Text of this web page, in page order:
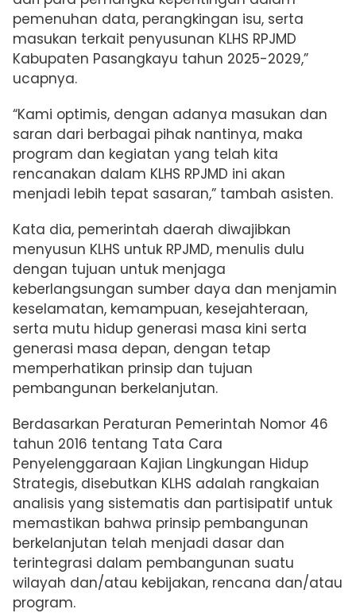
pemenuhan data, perangkingan isu, serta
masukan terkait penyusunan KLHS RPJMD
Kabupaten Pasangkayu tahun 2025-2029,”
ucapnya.
“Kami optimis, dengan adanya masukan dan
saran dari berbagai pihak nantinya, maka
program dan kegiatan yang telah kita
rencanakan dalam KLHS RPJMD ini akan
menjadi lebih tepat sasaran,” tambah asisten.
Kata dia, pemerintah daerah diwajibkan
menyusun KLHS untuk RPJMD, menulis dulu
dengan tujuan untuk menjaga
keberlangsungan sumber daya dan menjamin
keselamatan, kemampuan, kesejahteraan,
serta mutu hidup generasi masa kini serta
generasi masa depan, dengan tetap
memperhatikan prinsip dan tujuan
pembangunan berkelanjutan.
Berdasarkan Peraturan Pemerintah Nomor 46
tahun 2016 tentang Tata Cara
Penyelenggaraan Kajian Lingkungan Hidup
Strategis, disebutkan KLHS adalah rangkaian
analisis yang sistematis dan partisipatif untuk
memastikan bahwa prinsip pembangunan
berkelanjutan telah menjadi dasar dan
terintegrasi dalam pembangunan suatu
wilayah dan/atau kebijakan, rencana dan/atau
program.